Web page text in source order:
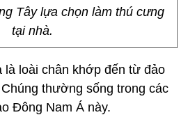
Tây lựa chọn làm thú cưng
tại nhà.
là loài chân khớp đến từ đảo
thường sống trong các
Đông Nam Á này.